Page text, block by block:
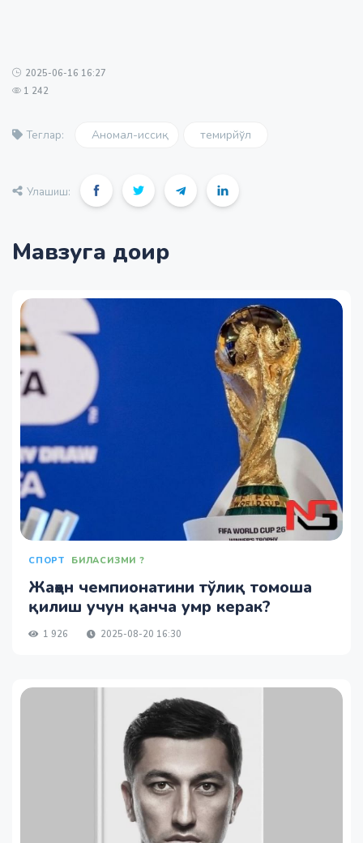
2025-06-16 16:27
1 242
Теглар: Аномал-иссиқ темирйўл
Улашиш:
Мавзуга доир
СПОРТ БИЛАСИЗМИ ?
Жаҳон чемпионатини тўлиқ томоша
қилиш учун қанча умр керак?
1 926 2025-08-20 16:30